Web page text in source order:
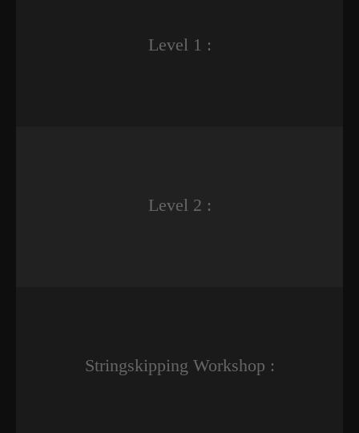
Level 1 :
Level 2 :
Stringskipping Workshop :